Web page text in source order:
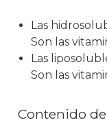
Las
Son las
Las
Son las
Contenido